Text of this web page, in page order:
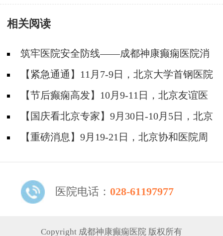
日，北京癫痫专家双节来蓉领衔会诊，助力患者
早日康复
相关阅读
筑牢医院安全防线——成都神康癫痫医院消
防安全培训纪实
【紧急通通】11月7-9日，北京大学首钢医院
神经内科胡颖教授亲临成都会诊，破解癫痫疑难
【节后癫痫高发】10月9-11日，北京友谊医
院陈葵博士免费会诊+治疗援助，破解癫痫难
题！
【国庆看北京专家】9月30日-10月5日，北京
天坛&首钢医院两大专家蓉城亲诊+癫痫大额救
【重磅消息】9月19-21日，北京协和医院周
线！
医院电话： 028-61197977
Copyright 成都神康癫痫医院 版权所有